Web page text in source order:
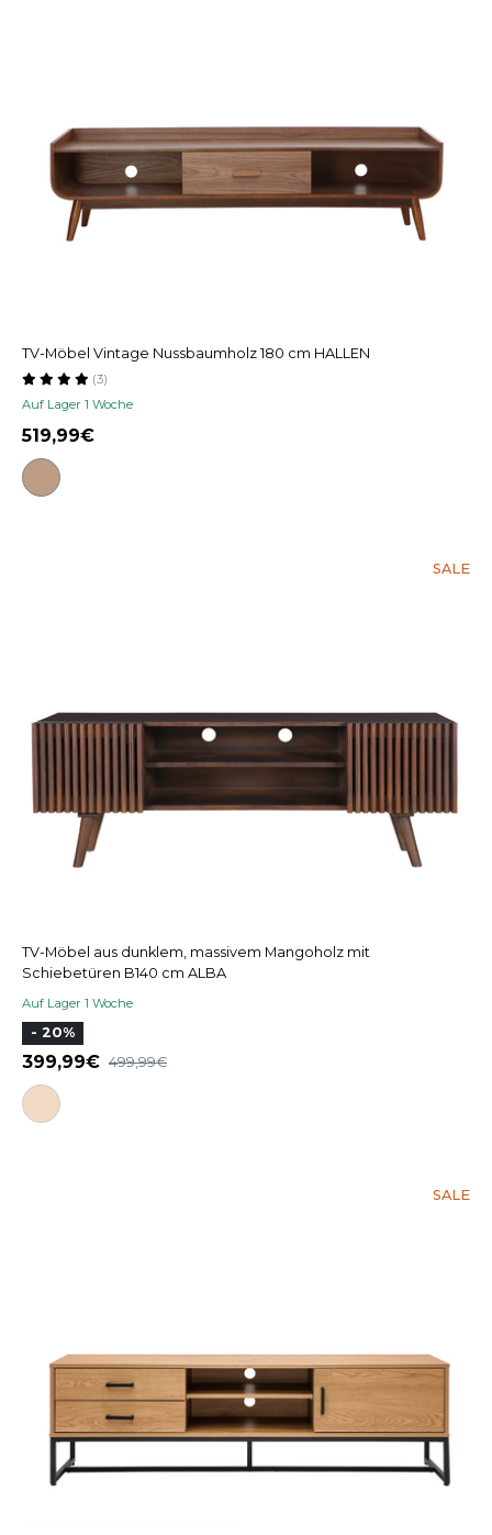
TV-Möbel Vintage Nussbaumholz 180 cm HALLEN
Auf Lager 1 Woche
(3)
519,99
SALE
TV-Möbel aus dunklem, massivem Mangoholz mit
Schiebetüren B140 cm ALBA
Auf Lager 1 Woche
- 20%
399,99 499,99
SALE